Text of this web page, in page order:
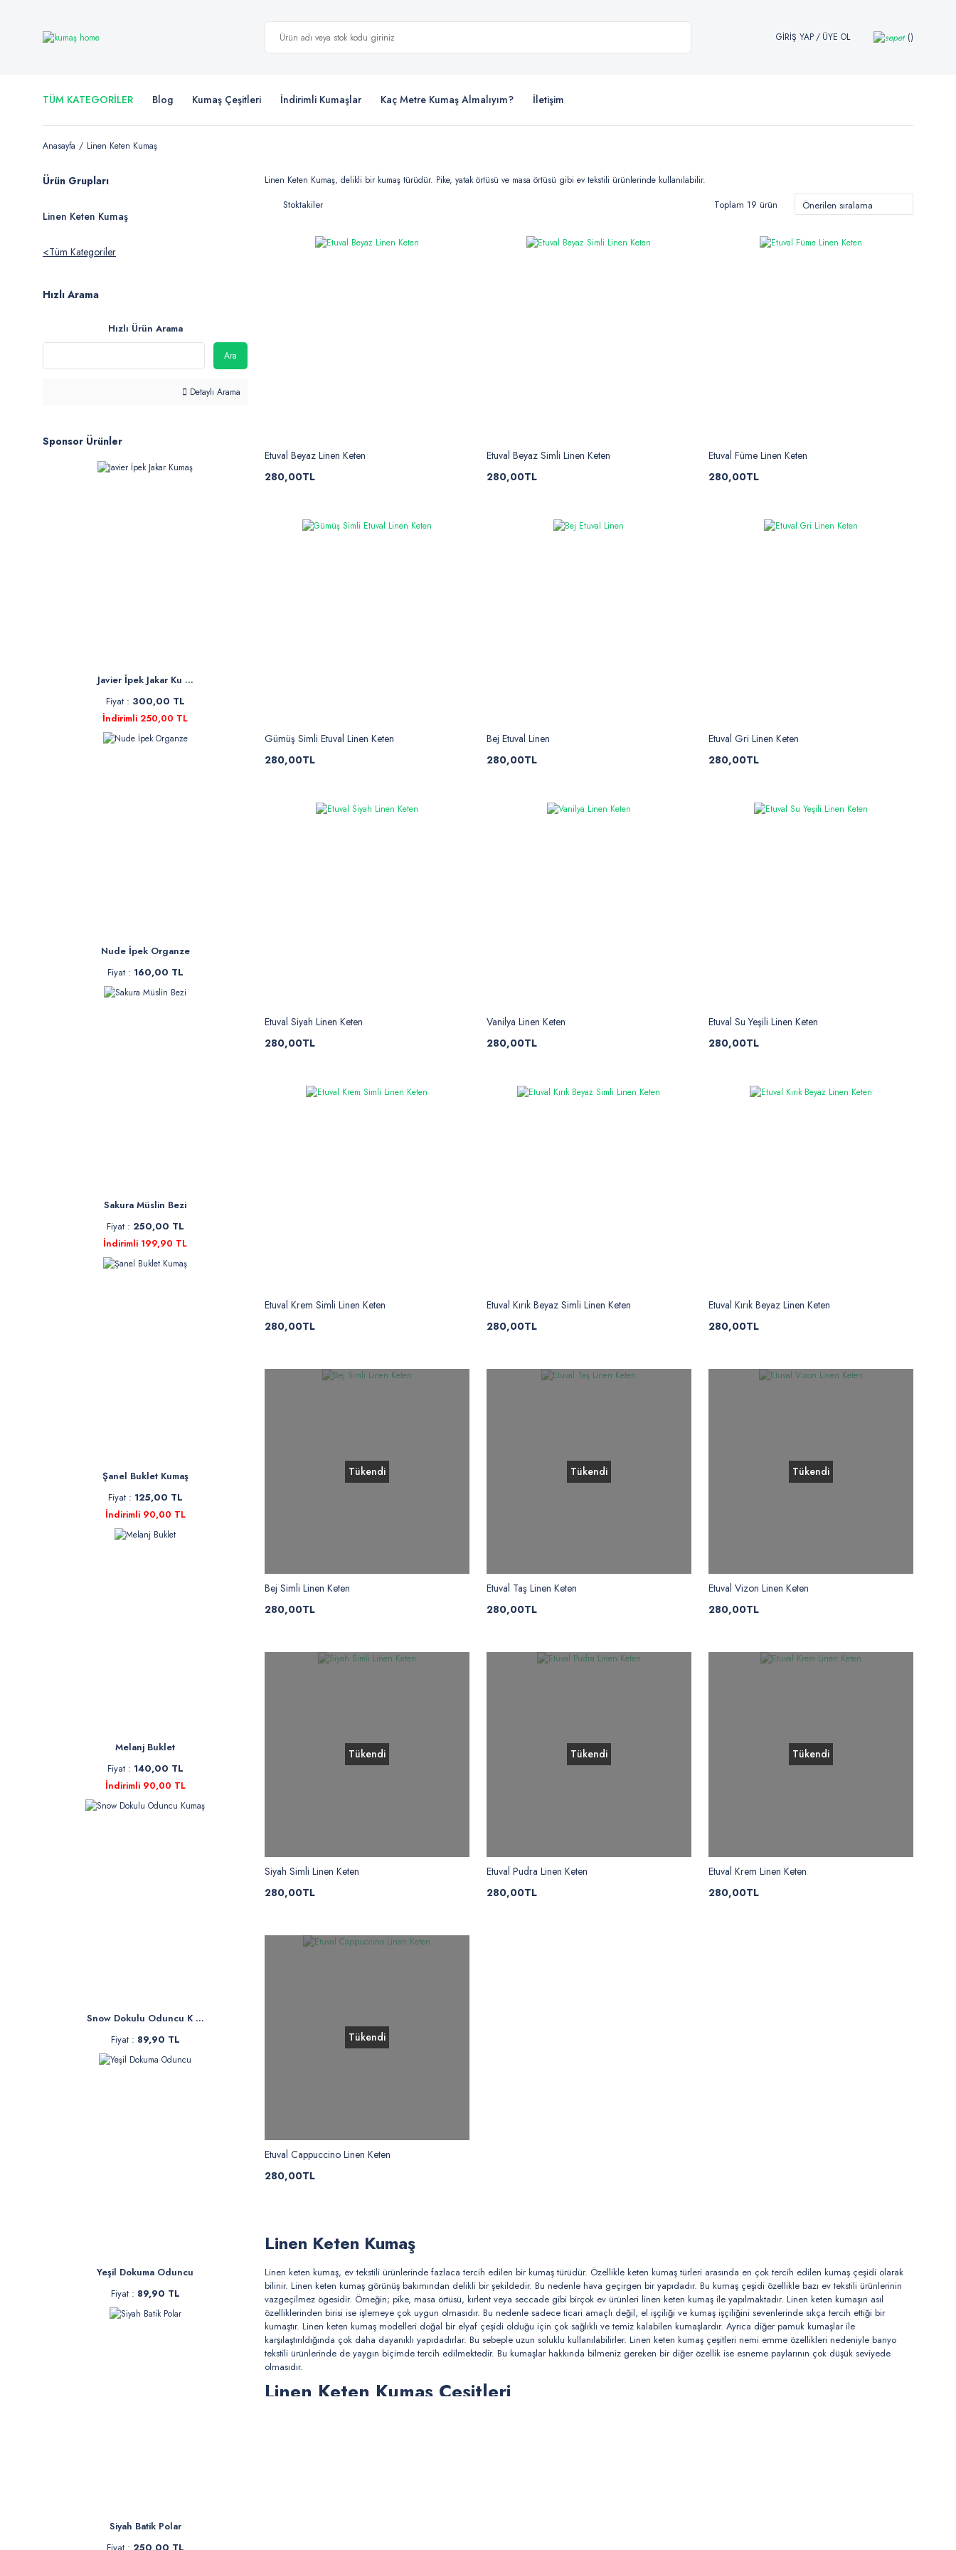
GİRİŞ YAP/ ÜYE OL
TÜM KATEGORİLER Blog Kumaş Çeşitleri İndirimli Kumaşlar Kaç Metre Kumaş Almalıyım? İletişim
Anasayfa Linen Keten Kumaş
Ürün Grupları
Linen Keten Kumaş
Tüm Kategoriler
Hızlı Arama
Hızlı Ürün Arama
Ara
Detaylı Arama
Sponsor Ürünler
Javier İpek Jakar Ku ...
Fiyat : 300,00 TL
İndirimli 250,00 TL
Nude İpek Organze
Fiyat : 160,00 TL
Sakura Müslin Bezi
Fiyat : 250,00 TL
İndirimli 199,90 TL
Şanel Buklet Kumaş
Fiyat : 125,00 TL
İndirimli 90,00 TL
Melanj Buklet
Fiyat : 140,00 TL
İndirimli 90,00 TL
Snow Dokulu Oduncu K ...
Fiyat : 89,90 TL
Yeşil Dokuma Oduncu
Fiyat : 89,90 TL
Siyah Batik Polar
Linen Keten Kumaş, delikli bir kumaş türüdür. Pike, yatak örtüsü ve masa örtüsü gibi ev tekstili ürünlerinde kullanılabilir.
Stoktakiler Toplam 19 ürün
Etuval Beyaz Linen Keten
280,00TL
Etuval Beyaz Simli Linen Keten
280,00TL
Etuval Füme Linen Keten
280,00TL
Gümüş Simli Etuval Linen Keten
280,00TL
Bej Etuval Linen
280,00TL
Etuval Gri Linen Keten
280,00TL
Etuval Siyah Linen Keten
280,00TL
Vanilya Linen Keten
280,00TL
Etuval Su Yeşili Linen Keten
280,00TL
Etuval Krem Simli Linen Keten
280,00TL
Etuval Kırık Beyaz Simli Linen Keten
280,00TL
Etuval Kırık Beyaz Linen Keten
280,00TL
Tükendi
Bej Simli Linen Keten
280,00TL
Tükendi
Etuval Taş Linen Keten
280,00TL
Tükendi
Etuval Vizon Linen Keten
280,00TL
Tükendi
Siyah Simli Linen Keten
280,00TL
Tükendi
Etuval Pudra Linen Keten
280,00TL
Tükendi
Etuval Krem Linen Keten
280,00TL
Tükendi
Etuval Cappuccino Linen Keten
280,00TL
Linen Keten Kumaş
Linen keten kumaş, ev tekstili ürünlerinde fazlaca tercih edilen bir kumaş türüdür. Özellikle keten kumaş türleri arasında en çok tercih edilen kumaş çeşidi olarak
bilinir. Linen keten kumaş görünüş bakımından delikli bir şekildedir. Bu nedenle hava geçirgen bir yapıdadır. Bu kumaş çeşidi özellikle bazı ev tekstili ürünlerinin
vazgeçilmez ögesidir. Örneğin; pike, masa örtüsü, kırlent veya seccade gibi birçok ev ürünleri linen keten kumaş ile yapılmaktadır. Linen keten kumaşın asıl
özelliklerinden birisi ise işlemeye çok uygun olmasıdır. Bu nedenle sadece ticari amaçlı değil, el işçiliği ve kumaş işçiliğini sevenlerinde sıkça tercih ettiği bir
kumaştır. Linen keten kumaş modelleri doğal bir elyaf çeşidi olduğu için çok sağlıklı ve temiz kalabilen kumaşlardır. Ayrıca diğer pamuk kumaşlar ile
karşılaştırıldığında çok daha dayanıklı yapıdadırlar. Bu sebeple uzun soluklu kullanılabilirler. Linen keten kumaş çeşitleri nemi emme özellikleri nedeniyle banyo
tekstili ürünlerinde de yaygın biçimde tercih edilmektedir. Bu kumaşlar hakkında bilmeniz gereken bir diğer özellik ise esneme paylarının çok düşük seviyede
olmasıdır.
Linen Keten Kumaş Çeşitleri